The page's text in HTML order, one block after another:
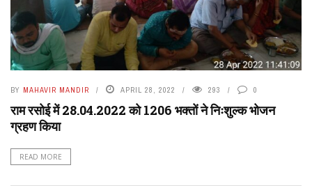
BY MAHAVIR MANDIR APRIL 28, 2022 293 0
राम रसोई में 28.04.2022 को 1206 भक्तों ने निःशुल्क भोजन
ग्रहण किया
READ MORE